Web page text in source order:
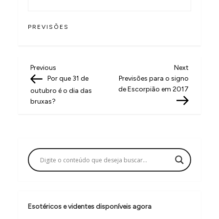
PREVISÕES
N
a
v
a
ç
o
Previous
Post
Previous
Por que 31 de
outubro é o dia das
bruxas?
Next
Post
Next
Previsões para o signo
de Escorpião em 2017
Esotéricos e videntes disponíveis agora